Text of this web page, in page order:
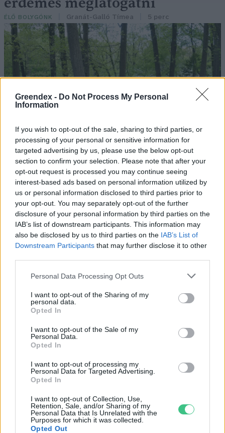
Greendex - Do Not Process My Personal
Information
If you wish to opt-out of the sale, sharing to third parties, or
processing of your personal or sensitive information for
targeted advertising by us, please use the below opt-out
section to confirm your selection. Please note that after your
opt-out request is processed you may continue seeing
interest-based ads based on personal information utilized by
us or personal information disclosed to third parties prior to
your opt-out. You may separately opt-out of the further
disclosure of your personal information by third parties on the
IAB’s list of downstream participants. This information may
also be disclosed by us to third parties on the IAB’s List of
Downstream Participants that may further disclose it to other
Personal Data Processing Opt Outs
I want to opt-out of the Sharing of my
personal data.
Opted In
I want to opt-out of the Sale of my
Personal Data.
Opted In
I want to opt-out of processing my
Personal Data for Targeted Advertising.
Opted In
I want to opt-out of Collection, Use,
Retention, Sale, and/or Sharing of my
Personal Data that Is Unrelated with the
Purposes for which it was collected.
Opted Out
ÉLŐ BOLYGÓNK Granát-Galló Tímea 5 perc
Születésnapi programokkal várja a
hétvégén a közönséget a 160 éves
Fővárosi Állatkert
ÉLŐ BOLYGÓNK
Szedd magad őszibarack: itt vannak
a legjobb lelőhelyek!
SZEMLE